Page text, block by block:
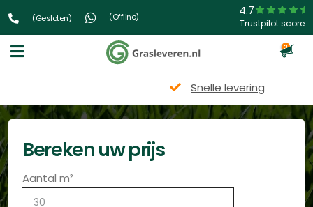
(Gesloten) (Offline) 4.7
Trustpilot score
3
Snelle levering
Bereken uw prijs
Aantal m²